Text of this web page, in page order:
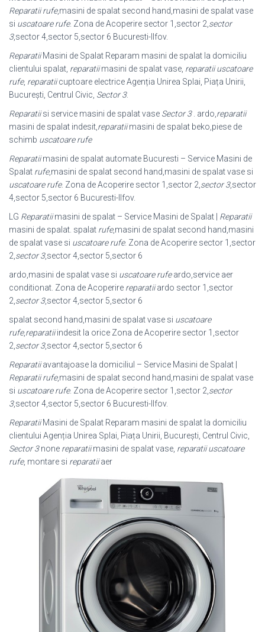
Reparatii rufe,masini de spalat second hand,masini de spalat vase
si uscatoare rufe. Zona de Acoperire sector 1,sector 2,sector
3,sector 4,sector 5,sector 6 Bucuresti-Ilfov.
ReparatiiMasini de Spalat Reparam masini de spalat la domiciliu
clientului spalat, reparatiimasini de spalat vase, reparatii uscatoare
rufe, reparatiicuptoare electrice Agenția Unirea Splai, Piața Unirii,
București, Centrul Civic, Sector 3.
Reparatiisi service masini de spalat vase Sector 3. ardo,reparatii
masini de spalat indesit,reparatiimasini de spalat beko,piese de
schimb uscatoare rufe
Reparatiimasini de spalat automate Bucuresti – Service Masini de
Spalat rufe,masini de spalat second hand,masini de spalat vase si
uscatoare rufe. Zona de Acoperire sector 1,sector 2,sector 3,sector
4,sector 5,sector 6 Bucuresti-Ilfov.
LG Reparatiimasini de spalat – Service Masini de Spalat | Reparatii
masini de spalat. spalat rufe,masini de spalat second hand,masini
de spalat vase si uscatoare rufe. Zona de Acoperire sector 1,sector
2,sector 3,sector 4,sector 5,sector 6
ardo,masini de spalat vase si uscatoare rufeardo,service aer
conditionat. Zona de Acoperire reparatiiardo sector 1,sector
2,sector 3,sector 4,sector 5,sector 6
spalat second hand,masini de spalat vase si uscatoare
rufe,reparatiiindesit la orice Zona de Acoperire sector 1,sector
2,sector 3,sector 4,sector 5,sector 6
Reparatiiavantajoase la domiciliul – Service Masini de Spalat |
Reparatii rufe,masini de spalat second hand,masini de spalat vase
si uscatoare rufe. Zona de Acoperire sector 1,sector 2,sector
3,sector 4,sector 5,sector 6 Bucuresti-Ilfov.
ReparatiiMasini de Spalat Reparam masini de spalat la domiciliu
clientului Agenția Unirea Splai, Piața Unirii, București, Centrul Civic,
Sector 3none reparatiimasini de spalat vase, reparatii uscatoare
rufe, montare si reparatiiaer